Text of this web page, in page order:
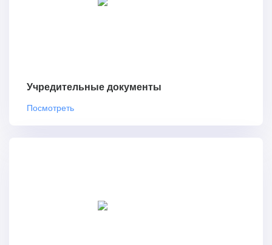
Учредительные документы
Посмотреть